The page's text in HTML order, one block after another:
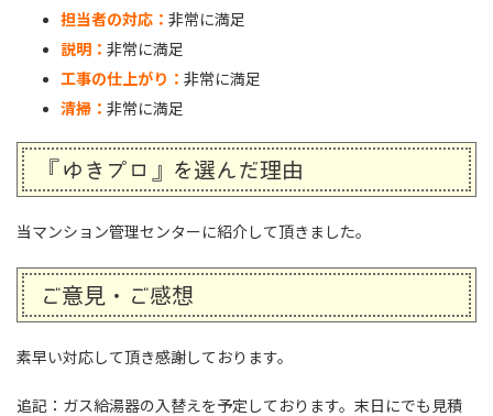
担当者の対応： 非常に満足
説明： 非常に満足
工事の仕上がり： 非常に満足
清掃： 非常に満足
『ゆきプロ』を選んだ理由
当マンション管理センターに紹介して頂きました。
ご意見・ご感想
素早い対応して頂き感謝しております。
追記：ガス給湯器の入替えを予定しております。末日にでも見積